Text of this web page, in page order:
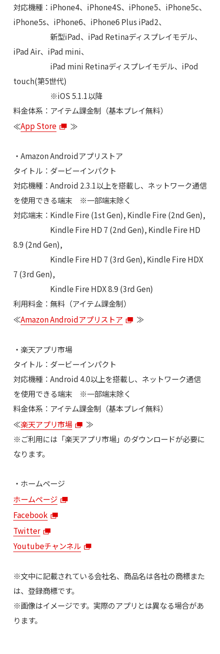
対応機種：iPhone4、iPhone4S、iPhone5、iPhone5c、
iPhone5s、iPhone6、iPhone6 Plus iPad2、
新型iPad、iPad Retinaディスプレイモデル、
iPad Air、iPad mini、
iPad mini Retinaディスプレイモデル、iPod
touch(第5世代)
※iOS 5.1.1以降
料金体系：アイテム課金制（基本プレイ無料）
≪App Store ≫
・Amazon Androidアプリストア
タイトル：ダービーインパクト
対応機種：Android 2.3.1以上を搭載し、ネットワーク通信
を使用できる端末 ※一部端末除く
対応端末：Kindle Fire (1st Gen), Kindle Fire (2nd Gen),
Kindle Fire HD 7 (2nd Gen), Kindle Fire HD
8.9 (2nd Gen),
Kindle Fire HD 7 (3rd Gen), Kindle Fire HDX
7 (3rd Gen),
Kindle Fire HDX 8.9 (3rd Gen)
利用料金：無料（アイテム課金制）
≪Amazon Androidアプリストア ≫
・楽天アプリ市場
タイトル：ダービーインパクト
対応機種：Android 4.0以上を搭載し、ネットワーク通信
を使用できる端末 ※一部端末除く
料金体系：アイテム課金制（基本プレイ無料）
≪楽天アプリ市場
≫
※ご利用には「楽天アプリ市場」のダウンロードが必要に
なります。
・ホームページ
ホームページ
Facebook
Twitter
Youtubeチャンネル
※文中に記載されている会社名、商品名は各社の商標また
は、登録商標です。
※画像はイメージです。実際のアプリとは異なる場合があ
ります。